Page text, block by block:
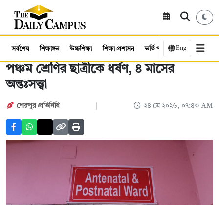
সর্বশেষ শিক্ষাঙ্গন উচ্চশিক্ষা শিক্ষা প্রশাসন ভর্তি পরীক্ষা কর্মসংস্থান
Eng
পঞ্চম শ্রেণির ছাত্রীকে ধর্ষণ, ৪ মাসের
অন্তঃসত্ত্বা
শেরপুর প্রতিনিধি ২৪ মে ২০২৬, ০৭:৪৩ AM